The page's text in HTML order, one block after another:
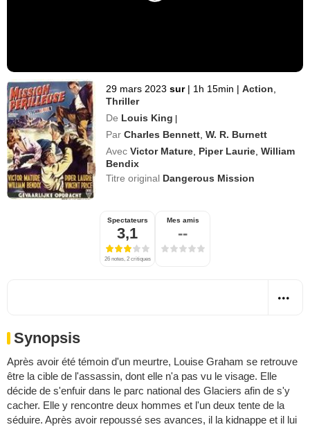
29 mars 2023 sur | 1h 15min | Action
Thriller
De Louis King |
Par Charles Bennett ,W. R. Burnett
Avec Victor Mature Piper Laurie ,William
Bendix
Titre original Dangerous Mission
Spectateurs
3,1
26 notes, 2 critiques
Mes amis
--
Synopsis
Après avoir été témoin d'un meurtre, Louise Graham se retrouve
être la cible de l'assassin, dont elle n'a pas vu le visage. Elle
décide de s'enfuir dans le parc national des Glaciers afin de s'y
cacher. Elle y rencontre deux hommes et l'un deux tente de la
séduire. Après avoir repoussé ses avances, il la kidnappe et il lui